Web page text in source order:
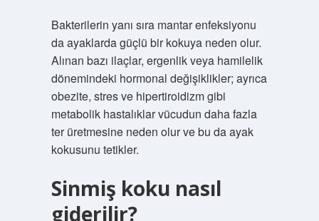
Bakterilerin yanı sıra mantar enfeksiyonu
da ayaklarda güçlü bir kokuya neden olur.
Alınan bazı ilaçlar, ergenlik veya hamilelik
dönemindeki hormonal değişiklikler; ayrıca
obezite, stres ve hipertiroidizm gibi
metabolik hastalıklar vücudun daha fazla
ter üretmesine neden olur ve bu da ayak
kokusunu tetikler.
Sinmiş koku nasıl
giderilir?